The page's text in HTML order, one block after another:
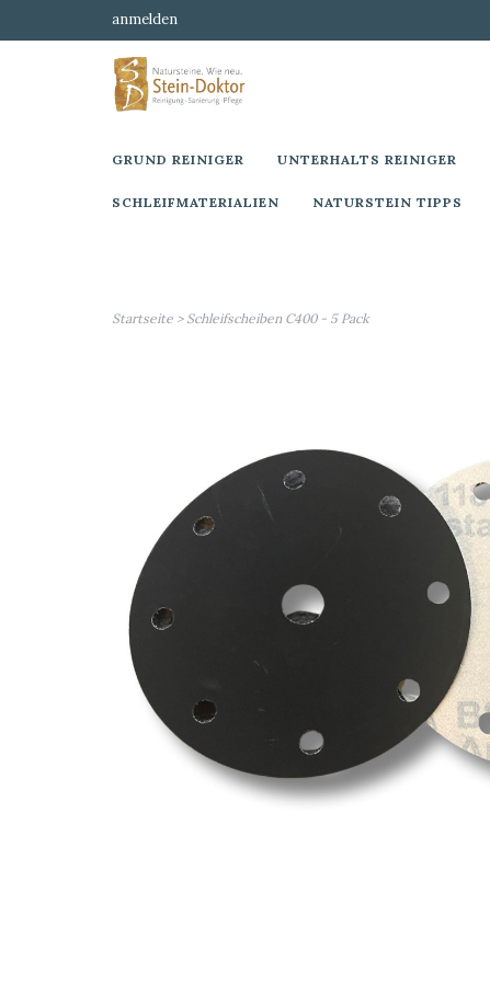
anmelden
GRUND REINIGER UNTERHALTS REINIGER
SCHLEIFMATERIALIEN NATURSTEIN TIPPS
Startseite > Schleifscheiben C400 - 5 Pack